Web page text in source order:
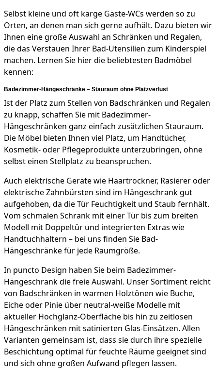
Selbst kleine und oft karge Gäste-WCs werden so zu
Orten, an denen man sich gerne aufhält. Dazu bieten wir
Ihnen eine große Auswahl an Schränken und Regalen,
die das Verstauen Ihrer Bad-Utensilien zum Kinderspiel
machen. Lernen Sie hier die beliebtesten Badmöbel
kennen:
Badezimmer-Hängeschränke – Stauraum ohne Platzverlust
Ist der Platz zum Stellen von Badschränken und Regalen
zu knapp, schaffen Sie mit Badezimmer-
Hängeschränken ganz einfach zusätzlichen Stauraum.
Die Möbel bieten Ihnen viel Platz, um Handtücher,
Kosmetik- oder Pflegeprodukte unterzubringen, ohne
selbst einen Stellplatz zu beanspruchen.
Auch elektrische Geräte wie Haartrockner, Rasierer oder
elektrische Zahnbürsten sind im Hängeschrank gut
aufgehoben, da die Tür Feuchtigkeit und Staub fernhält.
Vom schmalen Schrank mit einer Tür bis zum breiten
Modell mit Doppeltür und integrierten Extras wie
Handtuchhaltern – bei uns finden Sie Bad-
Hängeschränke für jede Raumgröße.
In puncto Design haben Sie beim Badezimmer-
Hängeschrank die freie Auswahl. Unser Sortiment reicht
von Badschränken in warmen Holztönen wie Buche,
Eiche oder Pinie über neutral-weiße Modelle mit
aktueller Hochglanz-Oberfläche bis hin zu zeitlosen
Hängeschränken mit satinierten Glas-Einsätzen. Allen
Varianten gemeinsam ist, dass sie durch ihre spezielle
Beschichtung optimal für feuchte Räume geeignet sind
und sich ohne großen Aufwand pflegen lassen.